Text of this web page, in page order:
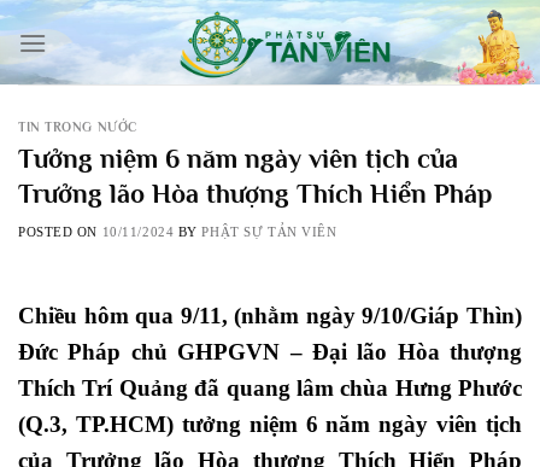
Skip
content
TIN TRONG NƯỚC
Tưởng niệm 6 năm ngày viên tịch của
Trưởng lão Hòa thượng Thích Hiển Pháp
POSTED ON 10/11/2024 BYPHẬT SỰ TẢN VIÊN
Chiều hôm qua 9/11, (nhằm ngày 9/10/Giáp Thìn)
Đức Pháp chủ GHPGVN – Đại lão Hòa thượng
Thích Trí Quảng đã quang lâm chùa Hưng Phước
(Q.3, TP.HCM) tưởng niệm 6 năm ngày viên tịch
của Trưởng lão Hòa thượng Thích Hiển Pháp